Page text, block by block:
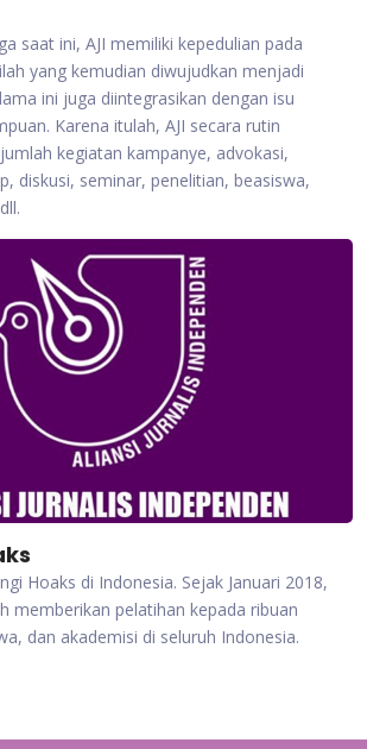
saat ini, AJI memiliki kepedulian pada
yang kemudian diwujudkan menjadi
ini juga diintegrasikan dengan isu
Karena itulah, AJI secara rutin
kegiatan kampanye, advokasi,
diskusi, seminar, penelitian, beasiswa,
Hoaks di Indonesia. Sejak Januari 2018,
memberikan pelatihan kepada ribuan
dan akademisi di seluruh Indonesia.